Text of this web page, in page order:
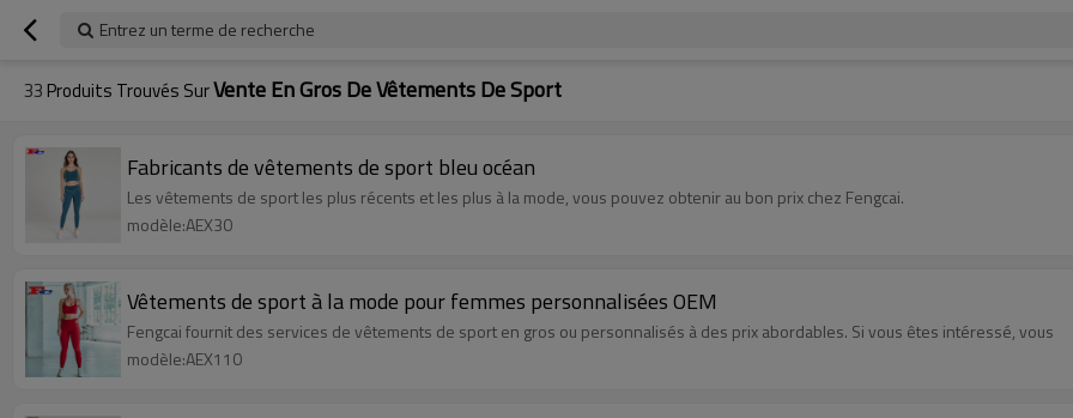
Entrez un terme de recherche
33 Produits Trouvés SurVente En Gros De Vêtements De Sport
Fabricants de vêtements de sport bleu océan
Les vêtements de sport les plus récents et les plus à la mode, vous pouvez obtenir au bon prix chez Fengcai.
modèle:AEX30
Vêtements de sport à la mode pour femmes personnalisées OEM
Fengcai fournit des services de vêtements de sport en gros ou personnalisés à des prix abordables. Si vous êtes intéressé, vous
modèle:AEX110